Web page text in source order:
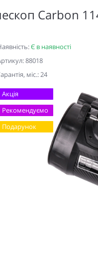
Carbon
Є в наявності
88018
мic.: 24
Акція
Рекомендуємо
Подарунок